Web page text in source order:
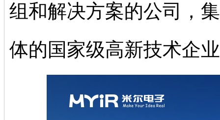
组和解决方案的公司，
体的国家级高新技术企